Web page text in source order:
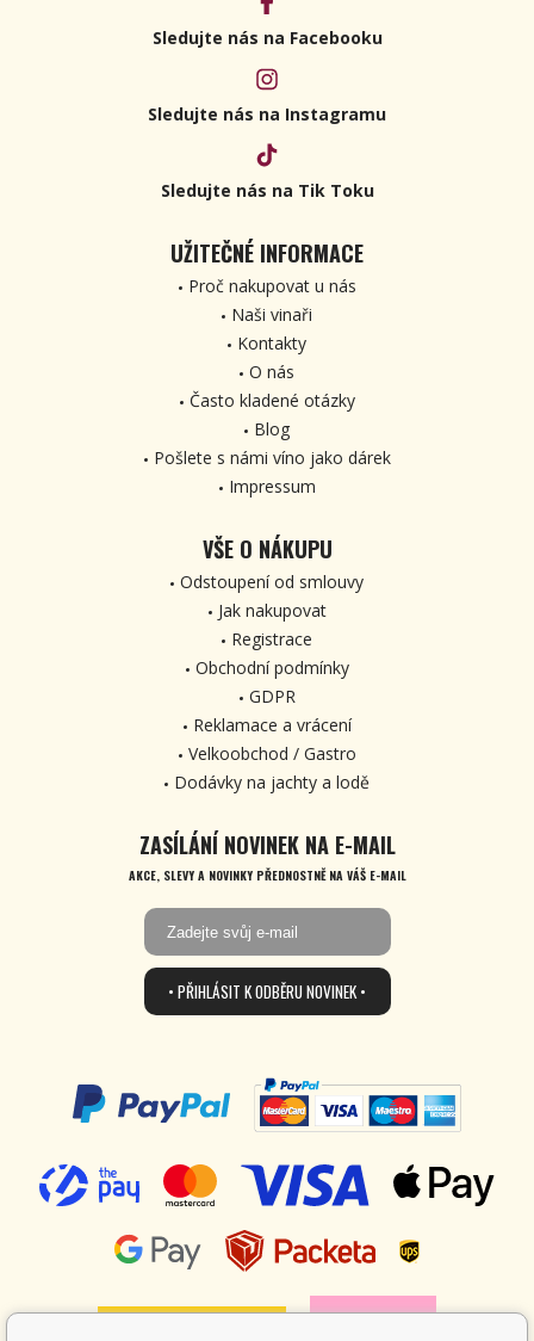
Sledujte nás na Facebooku
Sledujte nás na Instagramu
Sledujte nás na Tik Toku
UŽITEČNÉ INFORMACE
Proč nakupovat u nás
Naši vinaři
Kontakty
O nás
Často kladené otázky
Blog
Pošlete s námi víno jako dárek
Impressum
VŠE O NÁKUPU
Odstoupení od smlouvy
Jak nakupovat
Registrace
Obchodní podmínky
GDPR
Reklamace a vrácení
Velkoobchod / Gastro
Dodávky na jachty a lodě
ZASÍLÁNÍ NOVINEK NA E-MAIL
AKCE, SLEVY A NOVINKY PŘEDNOSTNĚ NA VÁŠ E-MAIL
• PŘIHLÁSIT K ODBĚRU NOVINEK •